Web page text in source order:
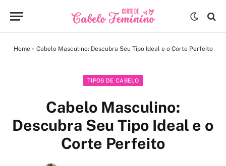
Home» Cabelo Masculino: Descubra Seu Tipo Ideal e o Corte Perfeito
TIPOS DE CABELO
Cabelo Masculino:
Descubra Seu Tipo Ideal e o
Corte Perfeito